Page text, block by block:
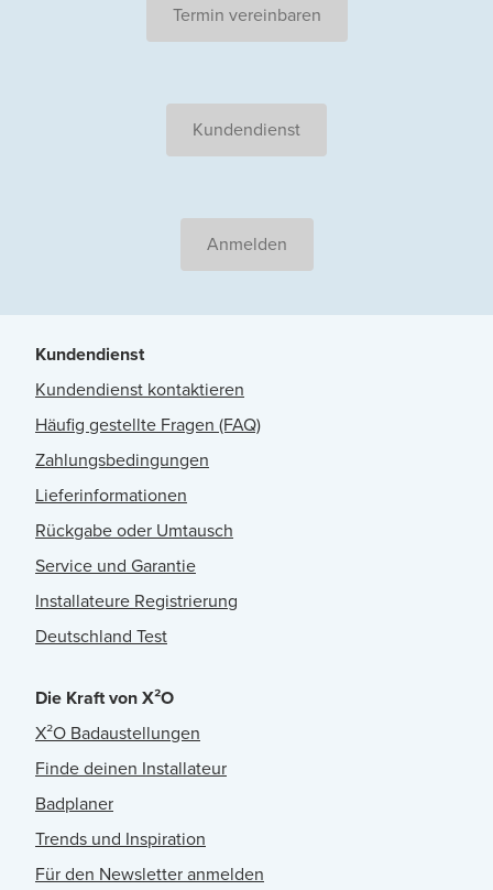
Termin vereinbaren
Kundendienst
Anmelden
Kundendienst
Kundendienst kontaktieren
Häufig gestellte Fragen (FAQ)
Zahlungsbedingungen
Lieferinformationen
Rückgabe oder Umtausch
Service und Garantie
Installateure Registrierung
Deutschland Test
Die Kraft von X²O
X²O Badaustellungen
Finde deinen Installateur
Badplaner
Trends und Inspiration
Für den Newsletter anmelden